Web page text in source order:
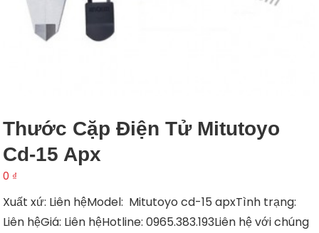
Thước Cặp Điện Tử Mitutoyo
Cd-15 Apx
0 ₫
Xuất xứ: Liên hệModel: Mitutoyo cd-15 apxTình trạng:
Liên hệGiá: Liên hệHotline: 0965.383.193Liên hệ với chúng